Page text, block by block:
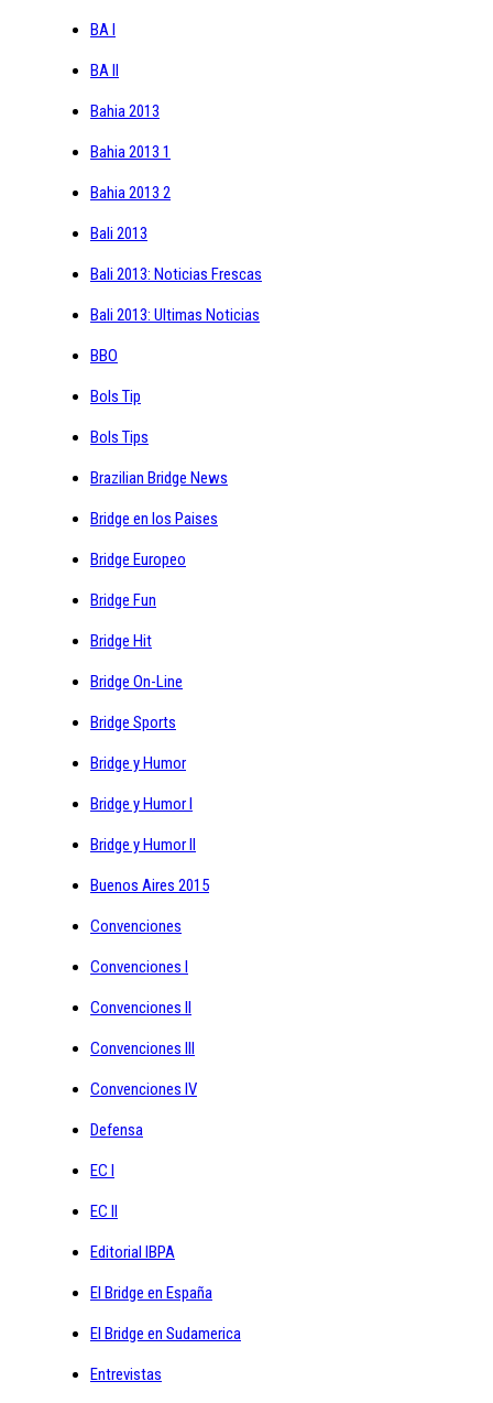
BA I
BA II
Bahia 2013
Bahia 2013 1
Bahia 2013 2
Bali 2013
Bali 2013: Noticias Frescas
Bali 2013: Ultimas Noticias
BBO
Bols Tip
Bols Tips
Brazilian Bridge News
Bridge en los Paises
Bridge Europeo
Bridge Fun
Bridge Hit
Bridge On-Line
Bridge Sports
Bridge y Humor
Bridge y Humor I
Bridge y Humor II
Buenos Aires 2015
Convenciones
Convenciones I
Convenciones II
Convenciones III
Convenciones IV
Defensa
EC I
EC II
Editorial IBPA
El Bridge en España
El Bridge en Sudamerica
Entrevistas